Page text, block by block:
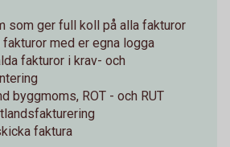
som ger full koll på alla fakturor
med er egna logga
fakturor i krav- och
byggmoms, ROT - och RUT
faktura